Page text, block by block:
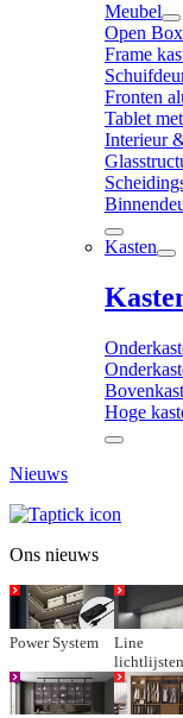
Meubel
Open Box
Frame
Fronten
Tablet
Interieur
Kasten
Hoge
Nieuws
Ons nieuws
Power System
Line
lichtlijsten